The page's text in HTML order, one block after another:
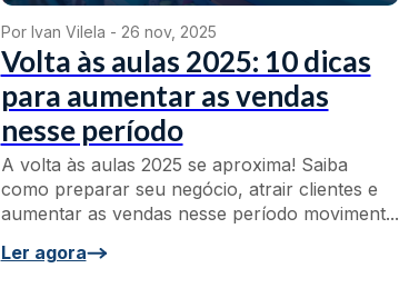
Por Ivan Vilela - 26 nov, 2025
Volta às aulas 2025: 10 dicas
para aumentar as vendas
nesse período
A volta às aulas 2025 se aproxima! Saiba
como preparar seu negócio, atrair clientes e
aumentar as vendas nesse período moviment...
Ler agora